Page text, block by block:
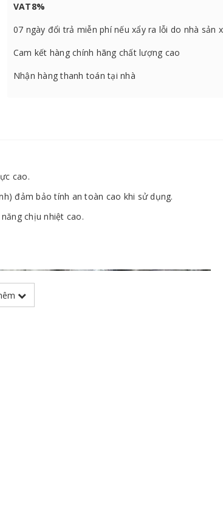
VAT8%
07 ngày đổi trả miễn phí nếu xẩy ra lỗi do nhà sản
Cam kết hàng chính hãng chất lượng cao
Nhận hàng thanh toán tại nhà
cao.
đảm bảo tính an toàn cao khi sử dụng.
chịu nhiệt cao.